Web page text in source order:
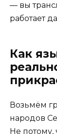
— вы
работает
Как
Возьмём
народов
Не потому,